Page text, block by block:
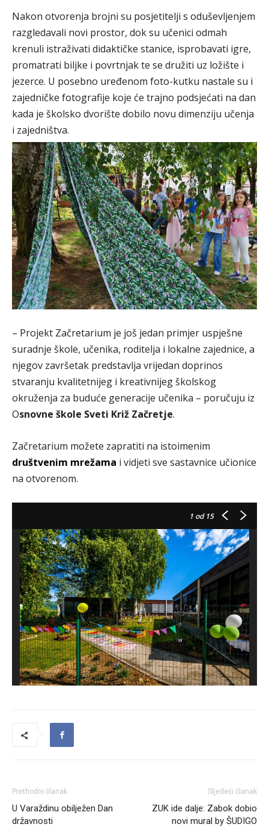
Nakon otvorenja brojni su posjetitelji s oduševljenjem
razgledavali novi prostor, dok su učenici odmah
krenuli istraživati didaktičke stanice, isprobavati igre,
promatrati biljke i povrtnjak te se družiti uz ložište i
jezerce. U posebno uređenom foto-kutku nastale su i
zajedničke fotografije koje će trajno podsjećati na dan
kada je školsko dvorište dobilo novu dimenziju učenja
i zajedništva.
– Projekt Začretarium je još jedan primjer uspješne
suradnje škole, učenika, roditelja i lokalne zajednice, a
njegov završetak predstavlja vrijedan doprinos
stvaranju kvalitetnijeg i kreativnijeg školskog
okruženja za buduće generacije učenika – poručuju iz
Osnovne škole Sveti Križ Začretje.
Začretarium možete zapratiti na istoimenim
društvenim mrežama i vidjeti sve sastavnice učionice
na otvorenom.
1 od 15
Prethodni članak
U Varaždinu obilježen Dan
državnosti
Sljedeći članak
ZUK ide dalje: Zabok dobio
novi mural by ŠUDIGO